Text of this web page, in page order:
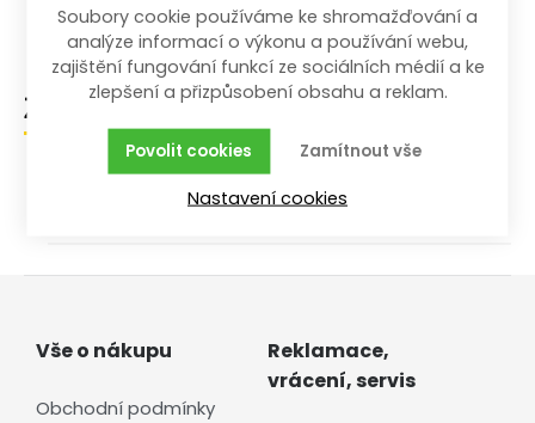
Vyroben z chrom-vanadiové oceli
Zařazení zboží
/ Ruční nářadí /
Očkoploché palcové
Vše o nákupu
Obchodní podmínky
Reklamace,
vrácení, servis
Soubory cookie používáme ke shromažďování a
analýze informací o výkonu a používání webu,
zajištění fungování funkcí ze sociálních médií a ke
zlepšení a přizpůsobení obsahu a reklam.
Zamítnout vše
Povolit cookies
Nastavení cookies